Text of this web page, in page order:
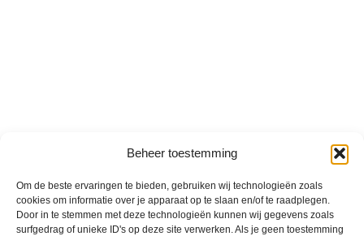
Beheer toestemming
Om de beste ervaringen te bieden, gebruiken wij technologieën zoals
cookies om informatie over je apparaat op te slaan en/of te raadplegen.
Door in te stemmen met deze technologieën kunnen wij gegevens zoals
surfgedrag of unieke ID's op deze site verwerken. Als je geen toestemming